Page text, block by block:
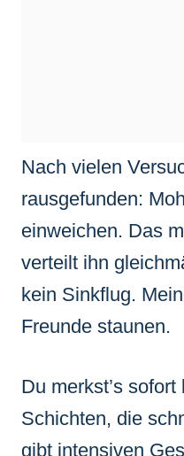
Nach vielen
rausgefunden:
einweichen. Das
verteilt ihn
kein Sinkflug.
Freunde staunen.
Du merkst’s
Schichten, die
gibt intensiven